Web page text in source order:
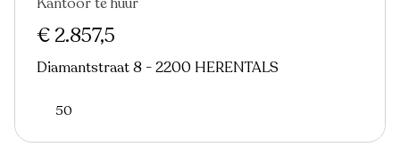
€ 2.857,5
Diamantstraat 8 - 2200 HERENTALS
50